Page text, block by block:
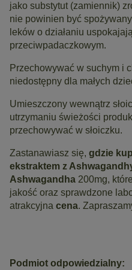
jako substytut (zamiennik)
nie powinien być
leków o działaniu
przeciwpadaczkowym.
Przechowywać w suchym i
niedostępny dla małych
Umieszczony wewnątrz
utrzymaniu świeżości
przechowywać w słoiczku.
Zastanawiasz się, gdzie
ekstraktem z
Ashwagandha 200mg,
jakość oraz sprawdzone
atrakcyjna cena.
Podmiot odpowiedzialny: